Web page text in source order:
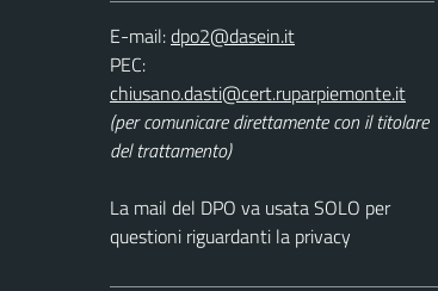
E-mail:
PEC:
(per comunicare direttamente con il titolare
del trattamento)
La mail del DPO va usata SOLO per
questioni riguardanti la privacy